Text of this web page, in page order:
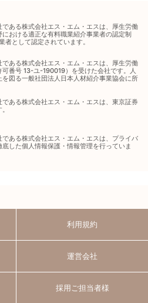
ある株式会社エス・エム・エスは、厚生労働
おける適正な有料職業紹介事業者の認定制
者として認定されています。
ある株式会社エス・エム・エスは、厚生労働
番号 13-ユ-190019）を受けた会社です。人
図る一般社団法人日本人材紹介事業協会に所
ある株式会社エス・エム・エスは、東京証券
ある株式会社エス・エム・エスは、プライバ
した個人情報保護・情報管理を行っていま
利用規約
運営会社
採用ご担当者様